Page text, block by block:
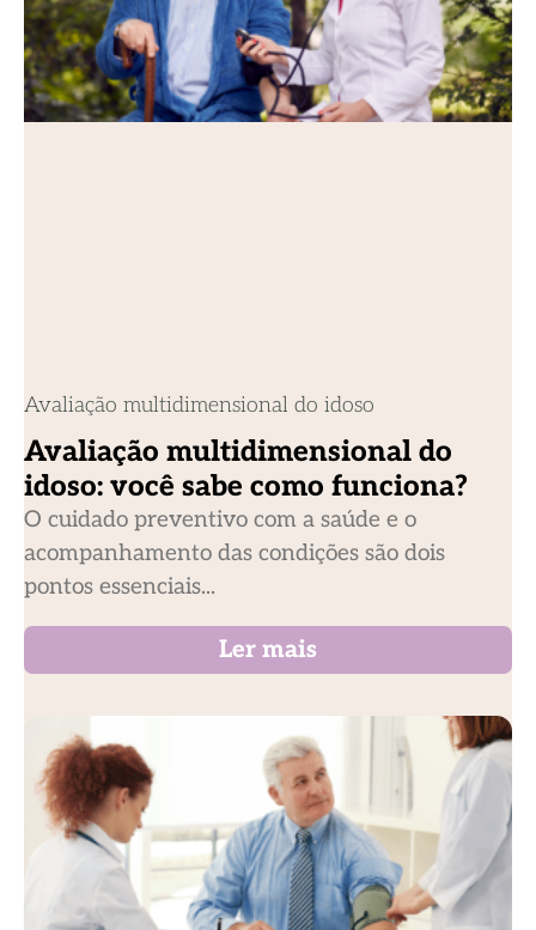
Avaliação multidimensional do idoso
Avaliação multidimensional do
idoso: você sabe como funciona?
O cuidado preventivo com a saúde e o
acompanhamento das condições são dois
pontos essenciais...
Ler mais